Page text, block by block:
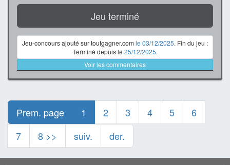
Jeu terminé
Jeu-concours ajouté sur toutgagner.com le 03/12/2025. Fin du jeu :
Terminé depuis le 25/12/2025.
Voir les commentaires
Prem. page 1 2 3 4 5
6
7
8 >> suiv. der.